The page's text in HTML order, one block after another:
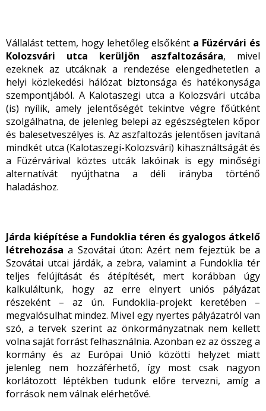
Vállalást tettem, hogy lehetőleg elsőként a Füzérvári és
Kolozsvári utca kerüljön aszfaltozására, mivel
ezeknek az utcáknak a rendezése elengedhetetlen a
helyi közlekedési hálózat biztonsága és hatékonysága
szempontjából. A Kalotaszegi utca a Kolozsvári utcába
(is) nyílik, amely jelentőségét tekintve végre főútként
szolgálhatna, de jelenleg belepi az egészségtelen kőpor
és balesetveszélyes is. Az aszfaltozás jelentősen javítaná
mindkét utca (Kalotaszegi-Kolozsvári) kihasználtságát és
a Füzérvárival köztes utcák lakóinak is egy minőségi
alternatívát nyújthatna a déli irányba történő
haladáshoz.
Járda kiépítése a Fundoklia téren és gyalogos átkelő
létrehozása a Szovátai úton: Azért nem fejeztük be a
Szovátai utcai járdák, a zebra, valamint a Fundoklia tér
teljes felújítását és átépítését, mert korábban úgy
kalkuláltunk, hogy az erre elnyert uniós pályázat
részeként – az ún. Fundoklia-projekt keretében –
megvalósulhat mindez. Mivel egy nyertes pályázatról van
szó, a tervek szerint az önkormányzatnak nem kellett
volna saját forrást felhasználnia. Azonban ez az összeg a
kormány és az Európai Unió közötti helyzet miatt
jelenleg nem hozzáférhető, így most csak nagyon
korlátozott léptékben tudunk előre tervezni, amíg a
források nem válnak elérhetővé.